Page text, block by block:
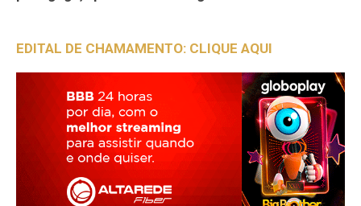
EDITAL DE CHAMAMENTO: CLIQUE AQUI